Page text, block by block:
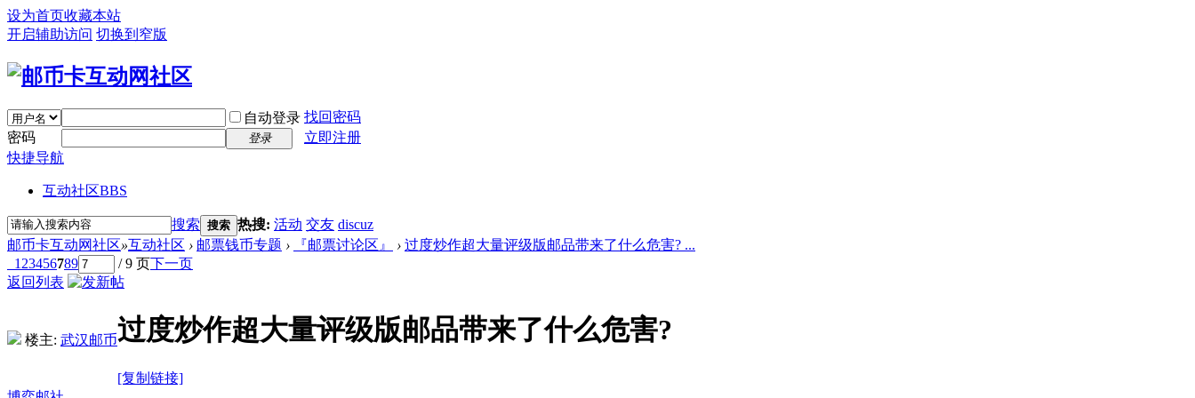
设为首页收藏本站
开启辅助访问 切换到窄版
自动登录 找回密码
密码
登录
立即注册
快捷导航
互动社区BBS
搜索 搜索 热搜: 活动 交友 discuz
邮币卡互动网社区»互动社区 › 邮票钱币专题 › 『邮票讨论区』 › 过度炒作超大量评级版邮品带来了什么危害? ...
1 23456789 / 9 页下一页
返回列表
楼主: 武汉邮币过度炒作超大量评级版邮品带来了什么危害?
[复制链接]